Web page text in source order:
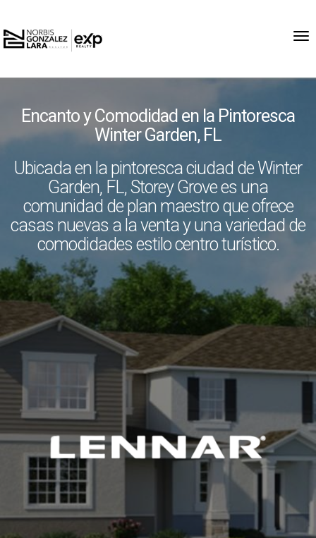
Encanto y Comodidad en la Pintoresca
Winter Garden, FL
Ubicada en la pintoresca ciudad de Winter
Garden, FL, Storey Grove es una
comunidad de plan maestro que ofrece
casas nuevas a la venta y una variedad de
comodidades estilo centro turístico.